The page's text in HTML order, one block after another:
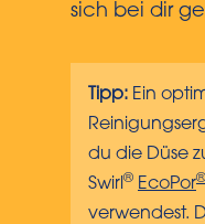
sich bei dir
Tipp: Ein
du die Düse
Swirl ® EcoPor®
verwendest.